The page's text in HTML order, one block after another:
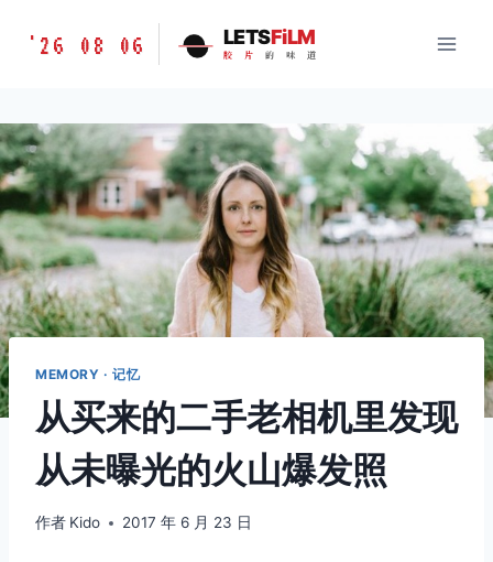
胶
味
道
LETSFILM
'26 08 06 LETSFiLM
胶 片 的 味 道
MEMORY · 记忆
从买来的二手老相机里发现
从未曝光的火山爆发照
作者 Kido 2017 年 6 月 23 日